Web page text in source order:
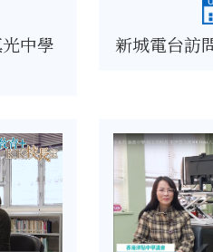
中學
新城電台訪